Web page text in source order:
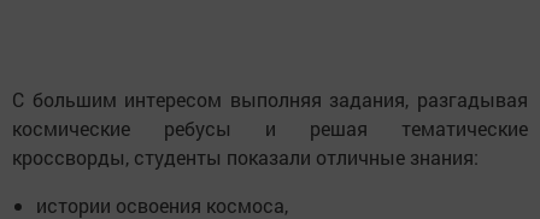
С большим интересом выполняя задания, разгадывая
космические ребусы и решая тематические
кроссворды, студенты показали отличные знания:
истории освоения космоса,